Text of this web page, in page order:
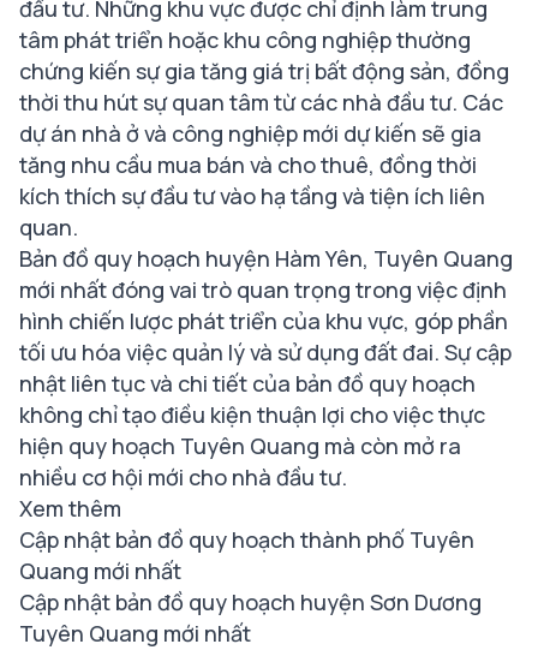
đầu tư. Những khu vực được chỉ định làm trung
tâm phát triển hoặc khu công nghiệp thường
chứng kiến sự gia tăng giá trị bất động sản, đồng
thời thu hút sự quan tâm từ các nhà đầu tư. Các
dự án nhà ở và công nghiệp mới dự kiến sẽ gia
tăng nhu cầu mua bán và cho thuê, đồng thời
kích thích sự đầu tư vào hạ tầng và tiện ích liên
quan.
Bản đồ quy hoạch huyện Hàm Yên, Tuyên Quang
mới nhất đóng vai trò quan trọng trong việc định
hình chiến lược phát triển của khu vực, góp phần
tối ưu hóa việc quản lý và sử dụng đất đai. Sự cập
nhật liên tục và chi tiết của bản đồ quy hoạch
không chỉ tạo điều kiện thuận lợi cho việc thực
hiện quy hoạch Tuyên Quang mà còn mở ra
nhiều cơ hội mới cho nhà đầu tư.
Xem thêm
Cập nhật bản đồ quy hoạch thành phố Tuyên
Quang mới nhất
Cập nhật bản đồ quy hoạch huyện Sơn Dương
Tuyên Quang mới nhất